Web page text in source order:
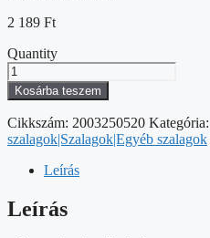
2 189 Ft
Quantity
EMOS
Vulkanizáló
szalag
25/5
mennyiség
Kosárba teszem
Cikkszám: 2003250520 Kategória:
szalagok|Szalagok|Egyéb szalagok
Leírás
Leírás